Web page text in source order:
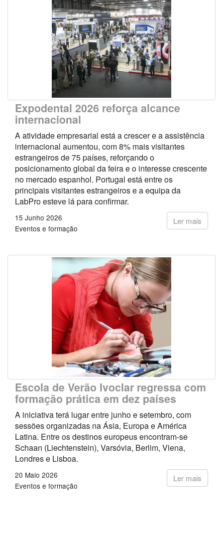
Expodental 2026 reforça alcance
internacional
A atividade empresarial está a crescer e a assistência
internacional aumentou, com 8% mais visitantes
estrangeiros de 75 países, reforçando o
posicionamento global da feira e o interesse crescente
no mercado espanhol. Portugal está entre os
principais visitantes estrangeiros e a equipa da
LabPro esteve lá para confirmar.
Ler mais
15 Junho 2026
Eventos e formação
Escola de Verão Ivoclar regressa com
formação prática em dez países
A iniciativa terá lugar entre junho e setembro, com
sessões organizadas na Ásia, Europa e América
Latina. Entre os destinos europeus encontram-se
Schaan (Liechtenstein), Varsóvia, Berlim, Viena,
Londres e Lisboa.
Ler mais
20 Maio 2026
Eventos e formação